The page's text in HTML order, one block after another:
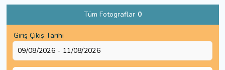
Tüm Fotograflar 0
Giriş Çıkış Tarihi